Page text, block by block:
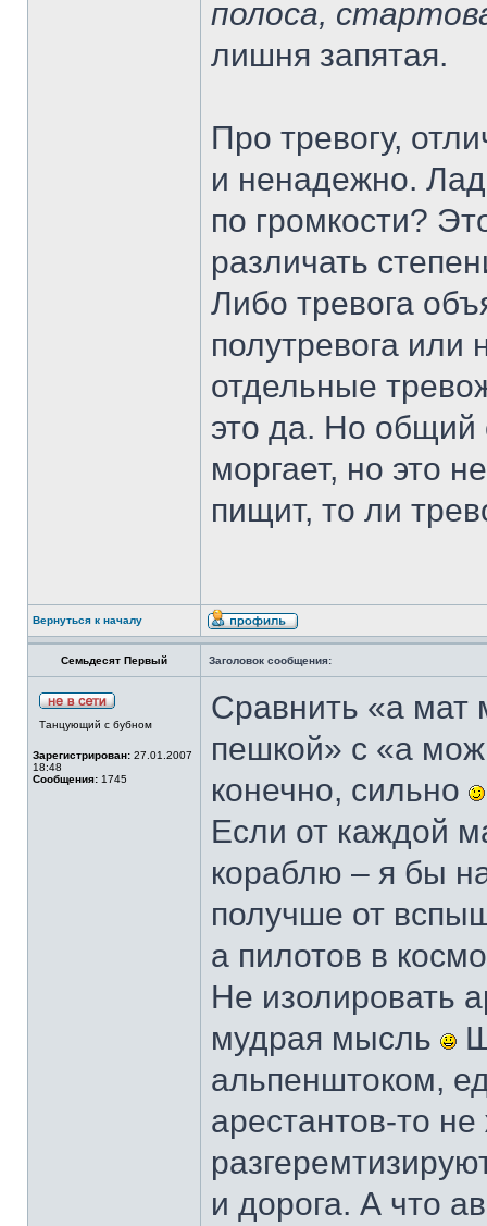
полоса,
лишня запятая.
Про тревогу,
и ненадежно.
по громкости?
различать
Либо тревога
полутревога или
отдельные
это да. Но общий
моргает, но это
пищит, то ли
Вернуться к началу
Семьдесят Первый Заголовок сообщения:
Танцующий с бубном
Зарегистрирован: 27.01.2007
18:48
Сообщения: 1745
Сравнить «а мат
пешкой» с «а
конечно, сильно
Если от каждой
кораблю – я бы
получше от
а пилотов в
Не изолировать
мудрая мысль
альпенштоком,
арестантов-то
и дорога. А что